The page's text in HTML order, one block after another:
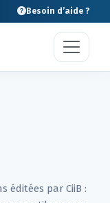
Besoin d’aide ?
éditées par CiiB :